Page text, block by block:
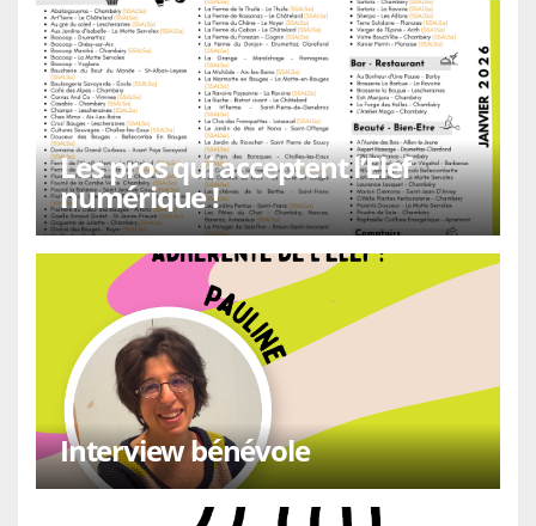
Les pros qui acceptent l’Elef
numérique !
Interview bénévole